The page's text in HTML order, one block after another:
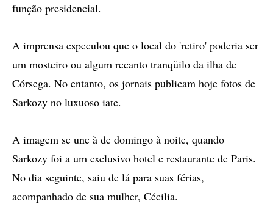
função presidencial.
A imprensa especulou que o local do 'retiro' poderia ser
um mosteiro ou algum recanto tranqüilo da ilha de
Córsega. No entanto, os jornais publicam hoje fotos de
Sarkozy no luxuoso iate.
A imagem se une à de domingo à noite, quando
Sarkozy foi a um exclusivo hotel e restaurante de Paris.
No dia seguinte, saiu de lá para suas férias,
acompanhado de sua mulher, Cécilia.